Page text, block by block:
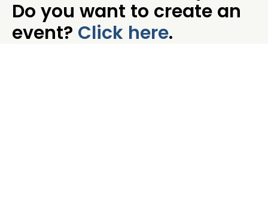
Do you want to create an
event? Click here.